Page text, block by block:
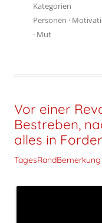
Kategorien
Personen ·
· Mut
Vor einer
Bestreben,
alles in